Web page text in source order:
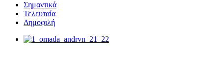
Σημαντικά
Τελευταία
Δημοφιλή